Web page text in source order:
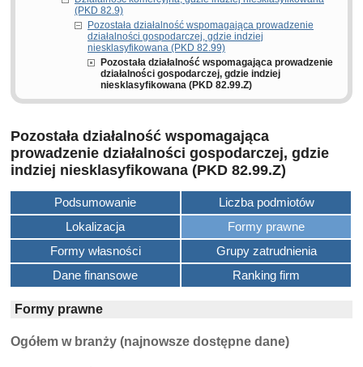
(PKD 82.9)
Pozostała działalność wspomagająca prowadzenie
działalności gospodarczej, gdzie indziej
niesklasyfikowana (PKD 82.99)
Pozostała działalność wspomagająca prowadzenie
działalności gospodarczej, gdzie indziej
niesklasyfikowana (PKD 82.99.Z)
Pozostała działalność wspomagająca
prowadzenie działalności gospodarczej, gdzie
indziej niesklasyfikowana (PKD 82.99.Z)
Podsumowanie
Liczba podmiotów
Lokalizacja
Formy prawne
Formy własności
Grupy zatrudnienia
Dane finansowe
Ranking firm
Formy prawne
Ogółem w branży (najnowsze dostępne dane)